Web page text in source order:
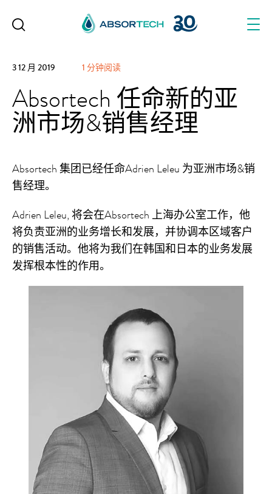
3 12 月 2019 1 分钟阅读
Absortech 任命新的亚
洲市场&销售经理
Absortech 集团已经任命Adrien Leleu 为亚洲市场&销
售经理。
Adrien Leleu, 将会在Absortech 上海办公室工作，他
将负责亚洲的业务增长和发展，并协调本区域客户
的销售活动。他将为我们在韩国和日本的业务发展
发挥根本性的作用。